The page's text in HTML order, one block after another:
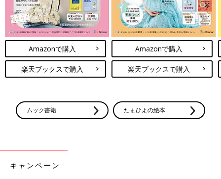
Amazonで購入
楽天ブックスで購入
Amazonで購入
楽天ブックスで購入
ムック書籍 たまひよの絵本
キャンペーン